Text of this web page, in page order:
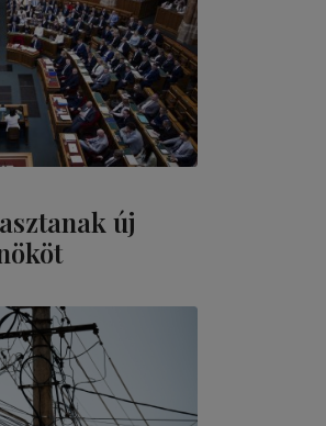
új